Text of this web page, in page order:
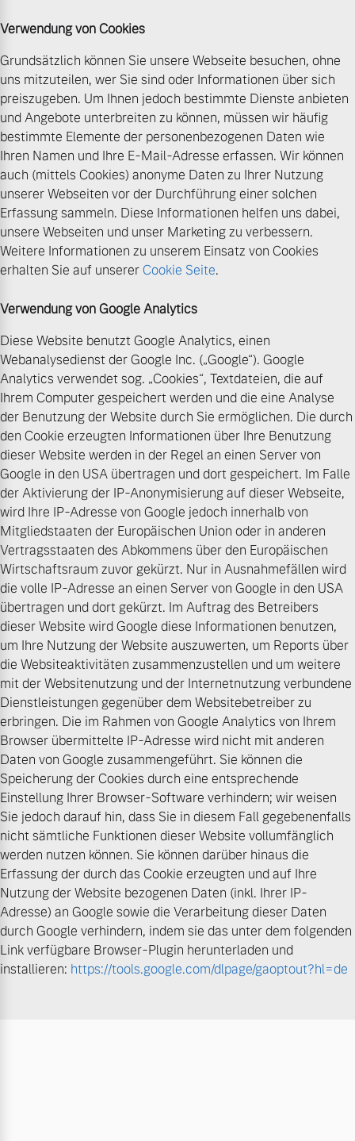
Verwendung von Cookies
Grundsätzlich können Sie unsere Webseite besuchen, ohne
uns mitzuteilen, wer Sie sind oder Informationen über sich
preiszugeben. Um Ihnen jedoch bestimmte Dienste anbieten
und Angebote unterbreiten zu können, müssen wir häufig
bestimmte Elemente der personenbezogenen Daten wie
Ihren Namen und Ihre E-Mail-Adresse erfassen. Wir können
auch (mittels Cookies) anonyme Daten zu Ihrer Nutzung
unserer Webseiten vor der Durchführung einer solchen
Erfassung sammeln. Diese Informationen helfen uns dabei,
unsere Webseiten und unser Marketing zu verbessern.
Weitere Informationen zu unserem Einsatz von Cookies
erhalten Sie auf unsererCookie Seite.
Verwendung von Google Analytics
Diese Website benutzt Google Analytics, einen
Webanalysedienst der Google Inc. („Google“). Google
Analytics verwendet sog. „Cookies“, Textdateien, die auf
Ihrem Computer gespeichert werden und die eine Analyse
der Benutzung der Website durch Sie ermöglichen. Die durch
den Cookie erzeugten Informationen über Ihre Benutzung
dieser Website werden in der Regel an einen Server von
Google in den USA übertragen und dort gespeichert. Im Falle
der Aktivierung der IP-Anonymisierung auf dieser Webseite,
wird Ihre IP-Adresse von Google jedoch innerhalb von
Mitgliedstaaten der Europäischen Union oder in anderen
Vertragsstaaten des Abkommens über den Europäischen
Wirtschaftsraum zuvor gekürzt. Nur in Ausnahmefällen wird
die volle IP-Adresse an einen Server von Google in den USA
übertragen und dort gekürzt. Im Auftrag des Betreibers
dieser Website wird Google diese Informationen benutzen,
um Ihre Nutzung der Website auszuwerten, um Reports über
die Websiteaktivitäten zusammenzustellen und um weitere
mit der Websitenutzung und der Internetnutzung verbundene
Dienstleistungen gegenüber dem Websitebetreiber zu
erbringen. Die im Rahmen von Google Analytics von Ihrem
Browser übermittelte IP-Adresse wird nicht mit anderen
Daten von Google zusammengeführt. Sie können die
Speicherung der Cookies durch eine entsprechende
Einstellung Ihrer Browser-Software verhindern; wir weisen
Sie jedoch darauf hin, dass Sie in diesem Fall gegebenenfalls
nicht sämtliche Funktionen dieser Website vollumfänglich
werden nutzen können. Sie können darüber hinaus die
Erfassung der durch das Cookie erzeugten und auf Ihre
Nutzung der Website bezogenen Daten (inkl. Ihrer IP-
Adresse) an Google sowie die Verarbeitung dieser Daten
durch Google verhindern, indem sie das unter dem folgenden
Link verfügbare Browser-Plugin herunterladen und
installieren: https://tools.google.com/dlpage/gaoptout?hl=de